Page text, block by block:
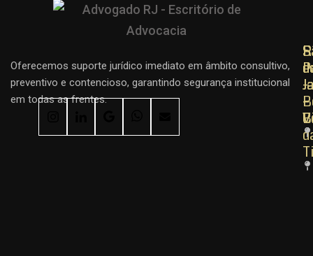
Oferecemos suporte jurídico imediato em âmbito consultivo,
preventivo e contencioso, garantindo segurança institucional
em todas as frentes.
–
–
–